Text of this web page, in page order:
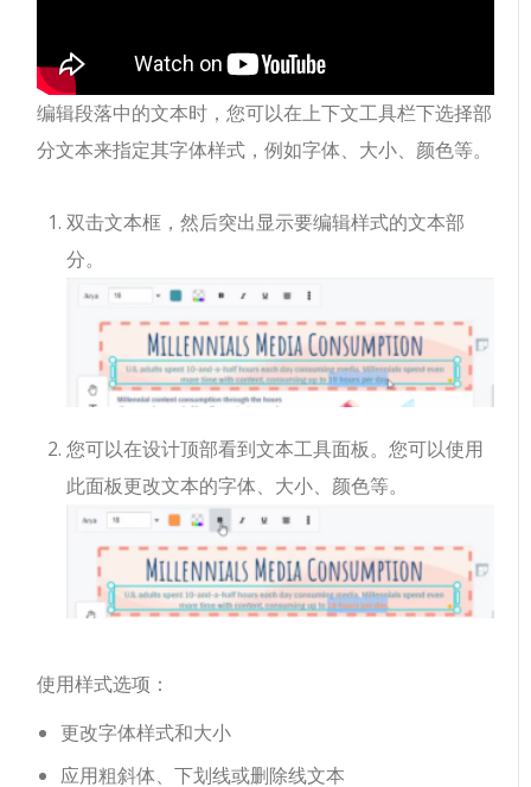
编辑段落中的文本时，您可以在上下文工具栏下选择部
分文本来指定其字体样式，例如字体、大小、颜色等。
双击文本框，然后突出显示要编辑样式的文本部
分。
您可以在设计顶部看到文本工具面板。您可以使用
此面板更改文本的字体、大小、颜色等。
使用样式选项：
更改字体样式和大小
应用粗斜体、下划线或删除线文本